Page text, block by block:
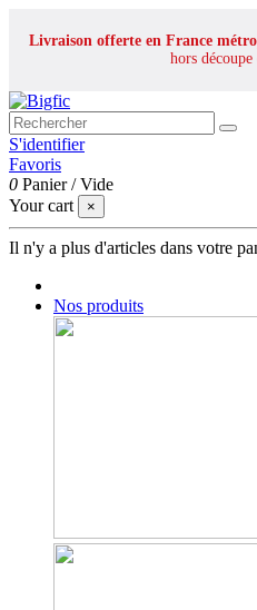
Livraison offerte en France
hors
S'identifier
Favoris
0 Panier /Vide
Your cart
×
Il n'y a plus d'articles dans votre
Nos produits